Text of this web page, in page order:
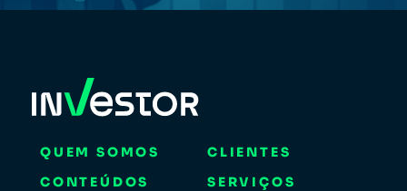
QUEM SOMOS
CLIENTES
CONTEÚDOS
SERVIÇOS